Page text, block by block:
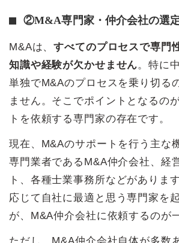
②M&A専門家・仲介会社の選
M&Aは、すべてのプロセスで専門
知識や経験が欠かせません。特に
単独でM&Aのプロセスを乗り切る
ません。そこでポイントとなるの
トを依頼する専門家の存在です。
現在、M&Aのサポートを行う主な
専門業者であるM&A仲介会社、経
ト、各種士業事務所などがありま
応じて自社に最適と思う専門家を
が、M&A仲介会社に依頼するのが